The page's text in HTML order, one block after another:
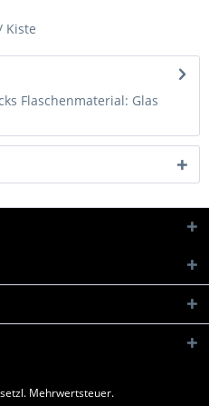
Kiste
Flaschenmaterial: Glas
Mehrwertsteuer.